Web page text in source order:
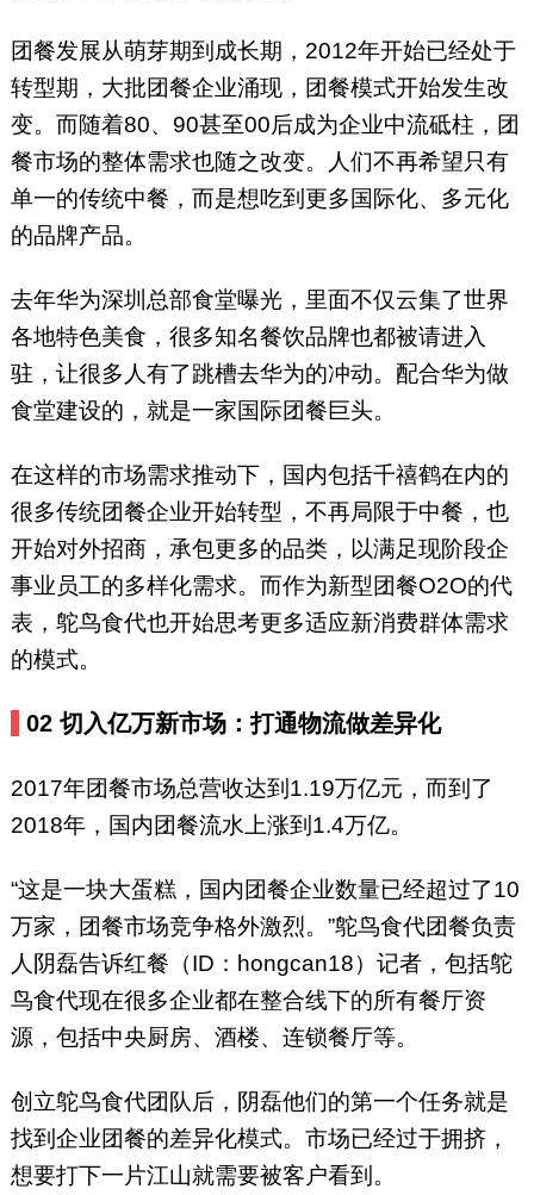
团餐发展从萌芽期到成长期，2012年开始已经处于
转型期，大批团餐企业涌现，团餐模式开始发生改
变。而随着80、90甚至00后成为企业中流砥柱，团
餐市场的整体需求也随之改变。人们不再希望只有
单一的传统中餐，而是想吃到更多国际化、多元化
的品牌产品。
去年华为深圳总部食堂曝光，里面不仅云集了世界
各地特色美食，很多知名餐饮品牌也都被请进入
驻，让很多人有了跳槽去华为的冲动。配合华为做
食堂建设的，就是一家国际团餐巨头。
在这样的市场需求推动下，国内包括千禧鹤在内的
很多传统团餐企业开始转型，不再局限于中餐，也
开始对外招商，承包更多的品类，以满足现阶段企
事业员工的多样化需求。而作为新型团餐O2O的代
表，鸵鸟食代也开始思考更多适应新消费群体需求
的模式。
02切入亿万新市场：打通物流做差异化
2017年团餐市场总营收达到1.19万亿元，而到了
2018年，国内团餐流水上涨到1.4万亿。
“这是一块大蛋糕，国内团餐企业数量已经超过了10
万家，团餐市场竞争格外激烈。”鸵鸟食代团餐负责
人阴磊告诉红餐（ID：hongcan18）记者，包括鸵
鸟食代现在很多企业都在整合线下的所有餐厅资
源，包括中央厨房、酒楼、连锁餐厅等。
创立鸵鸟食代团队后，阴磊他们的第一个任务就是
找到企业团餐的差异化模式。市场已经过于拥挤，
想要打下一片江山就需要被客户看到。